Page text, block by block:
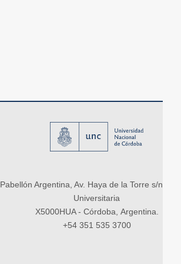
Pabellón Argentina, Av. Haya de la Torre s/n,
Universitaria
X5000HUA - Córdoba, Argentina.
+54 351 535 3700